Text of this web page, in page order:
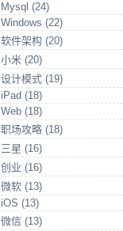
Mysql (24)
Windows (22)
软件架构 (20)
小米 (20)
设计模式 (19)
iPad (18)
Web (18)
职场攻略 (18)
三星 (16)
创业 (16)
微软 (13)
iOS (13)
微信 (13)